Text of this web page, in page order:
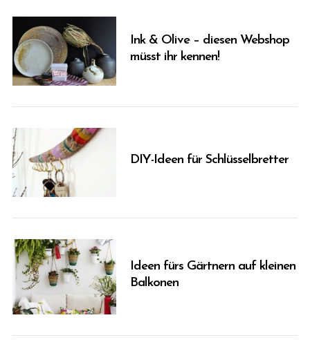
Ink & Olive – diesen Webshop
müsst ihr kennen!
DIY-Ideen für Schlüsselbretter
Ideen fürs Gärtnern auf kleinen
Balkonen
S
e
a
r
h